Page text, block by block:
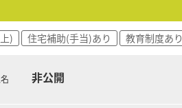
) 住宅補助(手当)あり 教育制度あり
非公開